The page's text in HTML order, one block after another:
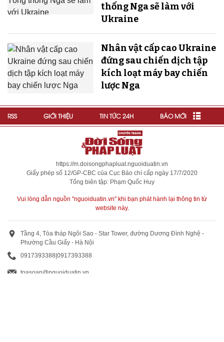
thống Nga sẽ làm với
Ukraine
Nhân vật cấp cao Ukraine
đứng sau chiến dịch tập
kích loạt máy bay chiến
lược Nga
RSS GIỚI THIỆU TIN TỨC 24H BÁO MỚI
https://m.doisongphapluat.nguoiduatin.vn
Giấy phép số 12/GP-CBC của Cục Báo chí cấp ngày 17/7/2020
Tổng biên tập: Phạm Quốc Huy
Vui lòng dẫn nguồn "nguoiduatin.vn" khi bạn phát hành lại thông tin từ
website này.
Tầng 4, Tòa tháp Ngôi Sao - Star Tower, đường Dương Đình Nghệ -
Phường Cầu Giấy - Hà Nội
0917393388|0917393388
toasoan@nguoiduatin.vn